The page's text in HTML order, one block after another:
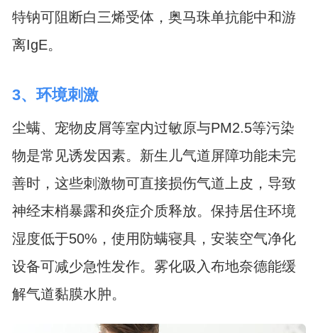
特钠可阻断白三烯受体，奥马珠单抗能中和游
离IgE。
3、环境刺激
尘螨、宠物皮屑等室内过敏原与PM2.5等污染
物是常见诱发因素。新生儿气道屏障功能未完
善时，这些刺激物可直接损伤气道上皮，导致
神经末梢暴露和炎症介质释放。保持居住环境
湿度低于50%，使用防螨寝具，安装空气净化
设备可减少急性发作。雾化吸入布地奈德能缓
解气道黏膜水肿。